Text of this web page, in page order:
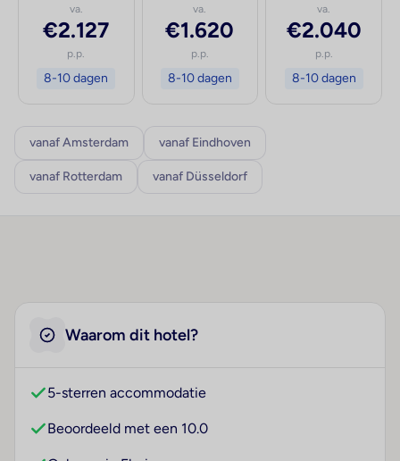
va.
€2.127
p.p.
8-10 dagen
va.
€1.620
p.p.
8-10 dagen
va.
€2.040
p.p.
8-10 dagen
vanaf Amsterdam vanaf Eindhoven
vanaf Rotterdam vanaf Düsseldorf
Waarom dit hotel?
5-sterren accommodatie
Beoordeeld met een 10.0